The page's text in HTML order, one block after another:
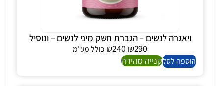
ויאגרה לנשים – הגברת חשק מיני לנשים – ונוסיל
₪290
₪240
כולל מע"מ
הוספה לסלקנייה מהירה